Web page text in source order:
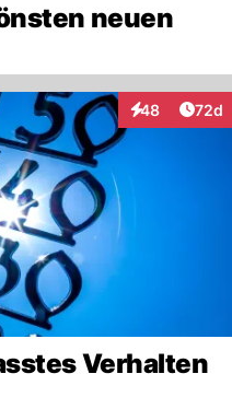
neuen
48
Interaktionen
72d
Verhalten